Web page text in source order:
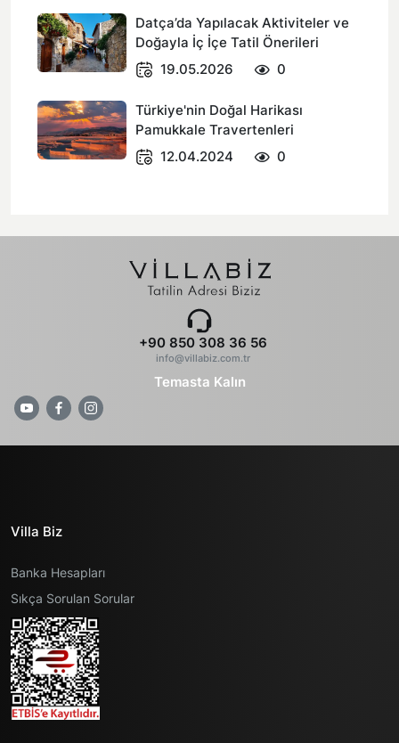
Datça’da Yapılacak Aktiviteler ve
Doğayla İç İçe Tatil Önerileri
19.05.2026
0
Türkiye'nin Doğal Harikası
Pamukkale Travertenleri
12.04.2024
0
+90 850 308 36 56
info@villabiz.com.tr
Temasta Kalın
Villa Biz
Banka Hesapları
Sıkça Sorulan Sorular